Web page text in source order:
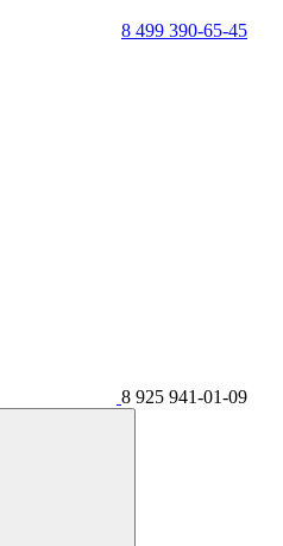
8 499 390-65-45
8 925 941-01-09